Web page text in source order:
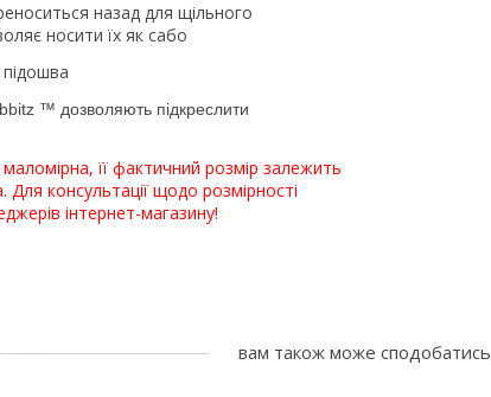
назад для щільного
носити їх як сабо
™ дозволяють підкреслити
її фактичний розмір залежить
Для консультації щодо розмірності
інтернет-магазину!
вам також може сподобатись